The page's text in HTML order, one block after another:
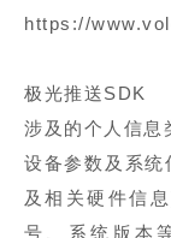
https://
极光推送SDK
涉及的个人信息
设备参数及系统
及相关硬件信
号、系统版本